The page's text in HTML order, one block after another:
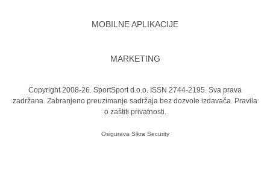
MOBILNE APLIKACIJE
MARKETING
Copyright 2008-26. SportSport d.o.o. ISSN 2744-2195. Sva prava
zadržana. Zabranjeno preuzimanje sadržaja bez dozvole izdavača. Pravila
o zaštiti privatnosti.
Osigurava Sikra Security